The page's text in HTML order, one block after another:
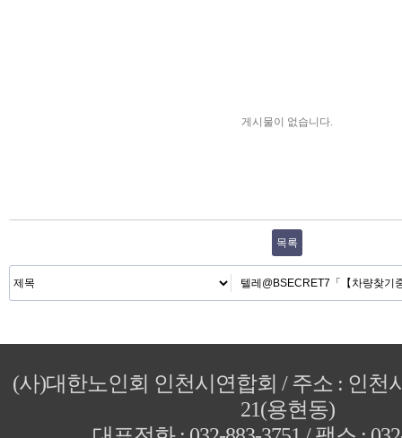
게시물이 없습니다.
목록
(사)대한노인회 인천시연합회 / 주소 : 인천
21(용현동)